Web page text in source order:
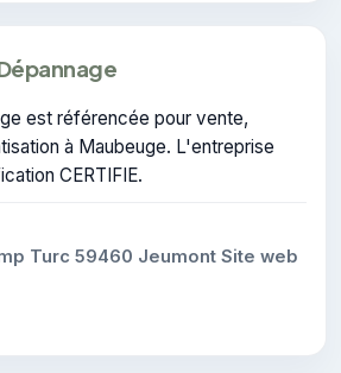
est référencée pour vente,
à Maubeuge. L'entreprise
CERTIFIE.
Turc 59460 Jeumont Site web